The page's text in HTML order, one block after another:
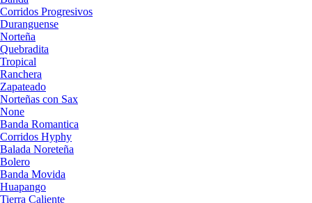
Corridos Progresivos
Duranguense
Norteña
Quebradita
Tropical
Ranchera
Zapateado
Norteñas con Sax
None
Banda Romantica
Corridos Hyphy
Balada Noreteña
Bolero
Banda Movida
Huapango
Tierra Caliente